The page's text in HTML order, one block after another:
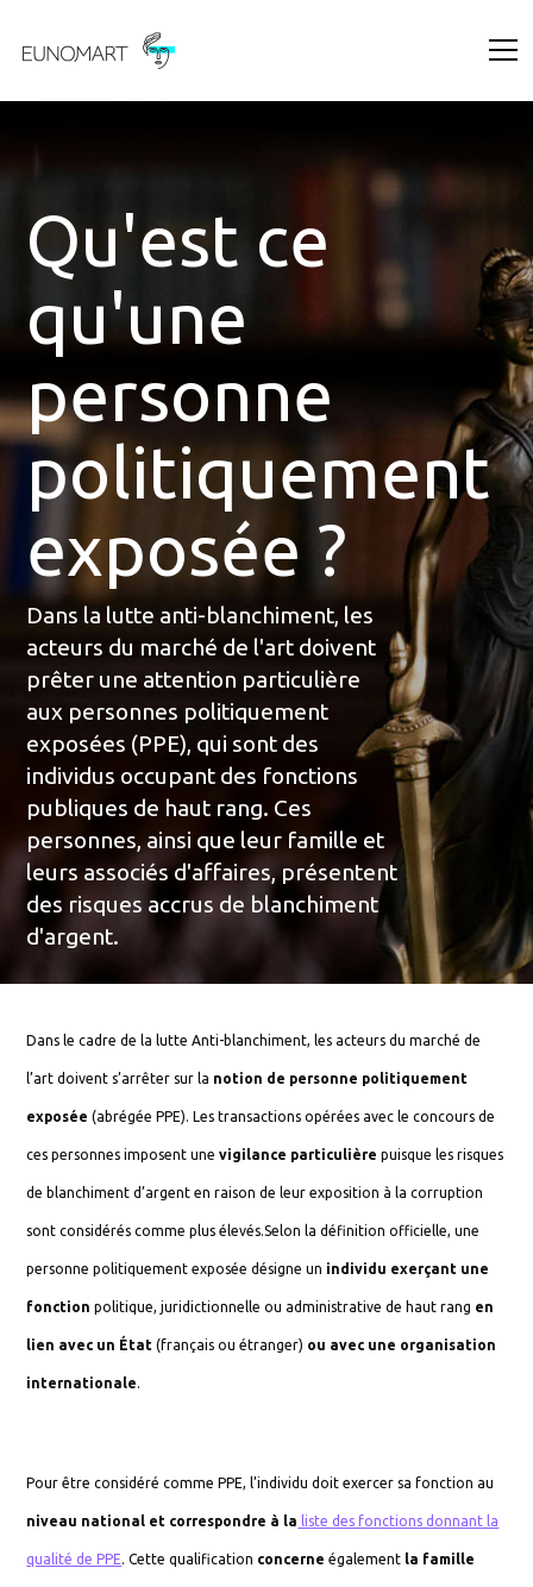
Qu'est ce
qu'une
personne
politiquement
exposée ?
Dans la lutte anti-blanchiment, les
acteurs du marché de l'art doivent
prêter une attention particulière
aux personnes politiquement
exposées (PPE), qui sont des
individus occupant des fonctions
publiques de haut rang. Ces
personnes, ainsi que leur famille et
leurs associés d'affaires, présentent
des risques accrus de blanchiment
d'argent.
Dans le cadre de la lutte Anti-blanchiment, les acteurs du marché de
l’art doivent s’arrêter sur la notion de personne politiquement
exposée (abrégée PPE). Les transactions opérées avec le concours de
ces personnes imposent unevigilance particulière puisque les risques
de blanchiment d’argent en raison de leur exposition à la corruption
sont considérés comme plus élevés.Selon la définition officielle, une
personne politiquement exposée désigne un individu exerçant une
fonctionpolitique, juridictionnelle ou administrative de haut rang en
lien avec un État(français ou étranger) ou avec une organisation
internationale.
Pour être considéré comme PPE, l’individu doit exercer sa fonction au
niveau national et correspondre à la liste des fonctions donnant la
qualité de PPE. Cette qualification concerneégalement la famille